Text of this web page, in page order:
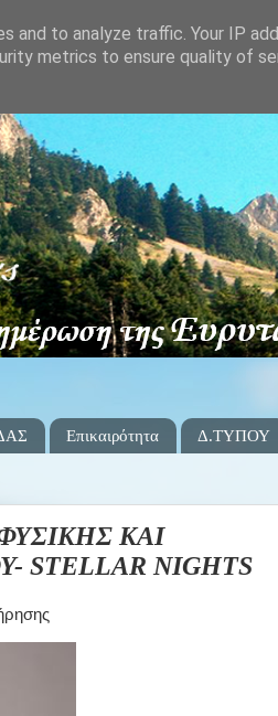
Επικαιρότητα Δ.ΤΥΠΟΥ
ΚΑΙ
NIGHTS
to analyze traffic. Your IP
metrics to ensure quality of